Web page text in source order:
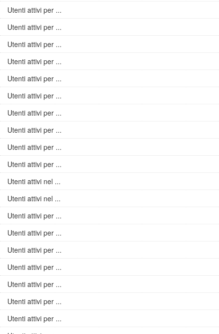
Utenti attivi per ...
Utenti attivi per ...
Utenti attivi per ...
Utenti attivi per ...
Utenti attivi per ...
Utenti attivi per ...
Utenti attivi per ...
Utenti attivi per ...
Utenti attivi per ...
Utenti attivi per ...
Utenti attivi nel ...
Utenti attivi nel ...
Utenti attivi per ...
Utenti attivi per ...
Utenti attivi per ...
Utenti attivi per ...
Utenti attivi per ...
Utenti attivi per ...
Utenti attivi per ...